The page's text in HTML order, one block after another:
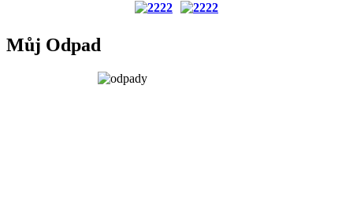
Můj Odpad